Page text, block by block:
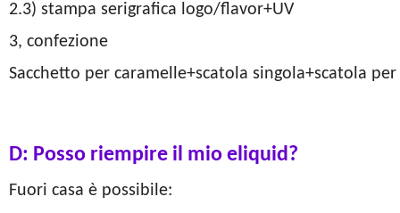
2.3) stampa serigrafica logo/flavor+UV
3, confezione
Sacchetto per caramelle+scatola singola+scatola
D: Posso riempire il mio eliquid?
Fuori casa è possibile: